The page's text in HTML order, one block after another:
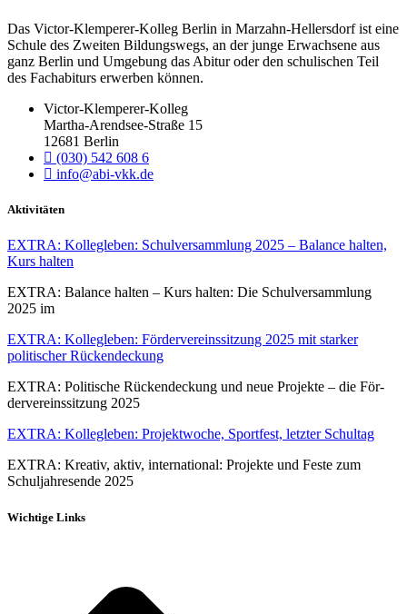
Das Victor-Klemperer-Kolleg Berlin in Marzahn-Hellersdorf ist eine
Schule des Zweiten Bildungswegs, an der junge Erwachsene aus
ganz Berlin und Umgebung das Abitur oder den schulischen Teil
des Fachabiturs erwerben können.
Victor-Klemperer-Kolleg
Martha-Arendsee-Straße 15
12681 Berlin
(030) 542 608 6
info@abi-vkk.de
Aktivitäten
EXTRA: Kollegleben: Schulversammlung 2025 – Balance halten,
Kurs halten
EXTRA: Balan­ce hal­ten – Kurs hal­ten: Die Schul­ver­samm­lung
2025 im
EXTRA: Kollegleben: Fördervereinssitzung 2025 mit starker
politischer Rückendeckung
EXTRA: Poli­ti­sche Rücken­de­ckung und neue Pro­jek­te – die För­
der­ver­eins­sit­zung 2025
EXTRA: Kollegleben: Projektwoche, Sportfest, letzter Schultag
EXTRA: Krea­tiv, aktiv, inter­na­tio­nal: Pro­jek­te und Fes­te zum
Schul­jah­res­en­de 2025
Wichtige Links